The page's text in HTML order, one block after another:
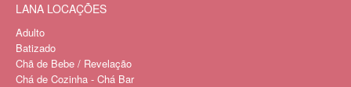
LANA LOCAÇÕES
Adulto
Batizado
Chã de Bebe / Revelação
Chá de Cozinha - Chá Bar